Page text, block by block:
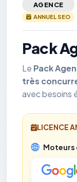
AGENCE
ANNUEL SEO
Pack
Le Pack
très
avec besoins
LICENCE
Moteurs